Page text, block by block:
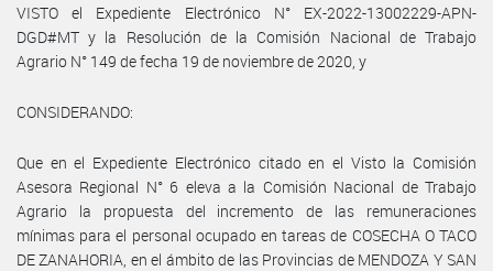
VISTO el Expediente Electrónico N° EX-2022-13002229-APN-
DGD#MT y la Resolución de la Comisión Nacional de Trabajo
Agrario N° 149 de fecha 19 de noviembre de 2020, y
CONSIDERANDO:
Que en el Expediente Electrónico citado en el Visto la Comisión
Asesora Regional N° 6 eleva a la Comisión Nacional de Trabajo
Agrario la propuesta del incremento de las remuneraciones
mínimas para el personal ocupado en tareas de COSECHA O TACO
DE ZANAHORIA, en el ámbito de las Provincias de MENDOZA Y SAN